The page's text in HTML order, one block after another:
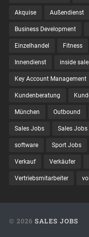
Akquise Außendienst
Business Development
Einzelhandel Fitness
Innendienst inside
Key Account Management
Kundenberatung
München Outbound
Sales Jobs Sales Jobs
software Sport Jobs
Verkauf Verkäufer
Vertriebsmitarbeiter
© 2026 SALES JOBS